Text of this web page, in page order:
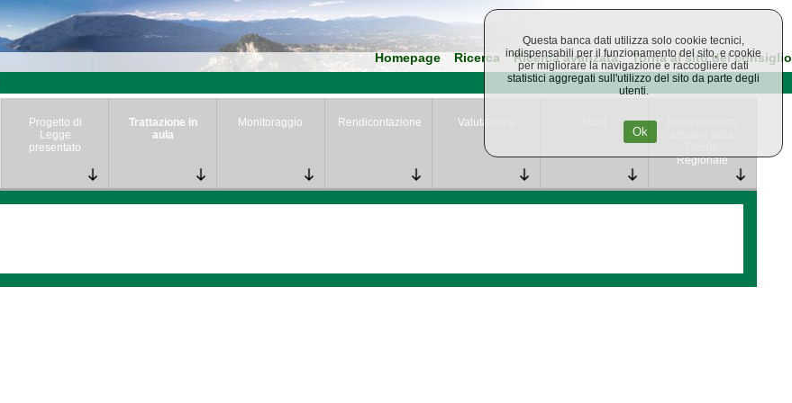
Homepage Ricerca Ricerca avanzata Torna al sito del consiglio
Progetto di
Legge
presentato
Trattazione in
aula
Monitoraggio Rendicontazione Valutazione
Regionale
Questa banca dati utilizza solo cookie tecnici,
indispensabili per il funzionamento del sito, e cookie
per migliorare la navigazione e raccogliere dati
statistici aggregati sull'utilizzo del sito da parte degli
utenti.
Ok